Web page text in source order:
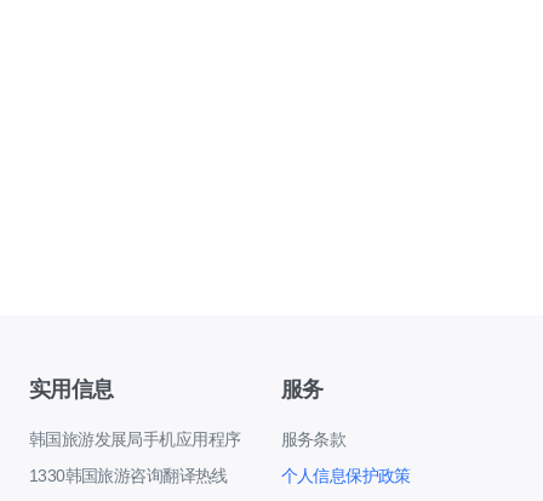
实用信息
韩国旅游发展局手机应用程序
1330韩国旅游咨询翻译热线
服务
服务条款
个人信息保护政策